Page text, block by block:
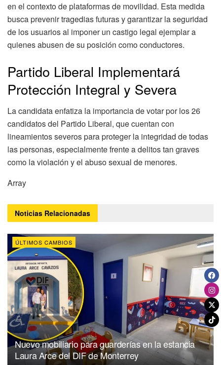
en el contexto de plataformas de movilidad. Esta medida
busca prevenir tragedias futuras y garantizar la seguridad
de los usuarios al imponer un castigo legal ejemplar a
quienes abusen de su posición como conductores.
Partido Liberal Implementará
Protección Integral y Severa
La candidata enfatiza la importancia de votar por los 26
candidatos del Partido Liberal, que cuentan con
lineamientos severos para proteger la integridad de todas
las personas, especialmente frente a delitos tan graves
como la violación y el abuso sexual de menores.
Array
Noticias Relacionadas
ÚLTIMOS CAMBIOS
Nuevo mobiliario para guarderías en la estancia
Laura Arce del DIF de Monterrey